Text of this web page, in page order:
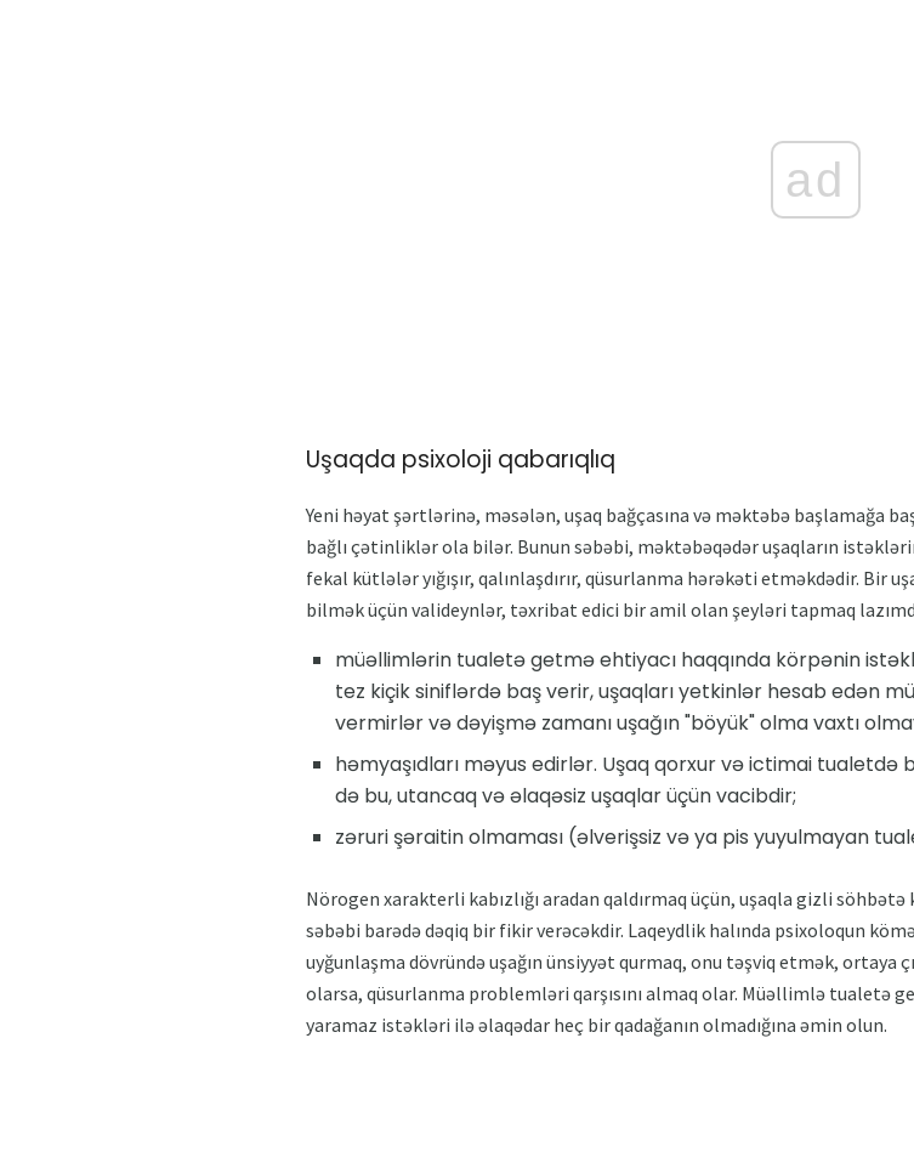
ad
Uşaqda psixoloji qabarıqlıq
Yeni həyat şərtlərinə, məsələn, uşaq bağçasına və məktəbə başlamağa
bağlı çətinliklər ola bilər. Bunun səbəbi, məktəbəqədər uşaqların
fekal kütlələr yığışır, qalınlaşdırır, qüsurlanma hərəkəti etməkdədir. Bir
bilmək üçün valideynlər, təxribat edici bir amil olan şeyləri tapmaq
müəllimlərin tualetə getmə ehtiyacı haqqında körpənin
tez kiçik siniflərdə baş verir, uşaqları yetkinlər hesab edən
vermirlər və dəyişmə zamanı uşağın "böyük" olma vaxtı
həmyaşıdları məyus edirlər. Uşaq qorxur və ictimai
də bu, utancaq və əlaqəsiz uşaqlar üçün vacibdir;
zəruri şəraitin olmaması (əlverişsiz və ya pis yuyulmayan
Nörogen xarakterli kabızlığı aradan qaldırmaq üçün, uşaqla gizli
səbəbi barədə dəqiq bir fikir verəcəkdir. Laqeydlik halında psixoloqun
uyğunlaşma dövründə uşağın ünsiyyət qurmaq, onu təşviq etmək, ortaya
olarsa, qüsurlanma problemləri qarşısını almaq olar. Müəllimlə tualetə
yaramaz istəkləri ilə əlaqədar heç bir qadağanın olmadığına əmin olun.